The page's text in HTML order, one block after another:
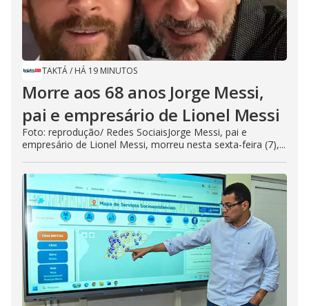
TAKTÁ/ HÁ 19 MINUTOS
Morre aos 68 anos Jorge Messi,
pai e empresário de Lionel Messi
Foto: reprodução/ Redes SociaisJorge Messi, pai e
empresário de Lionel Messi, morreu nesta sexta-feira (7),...